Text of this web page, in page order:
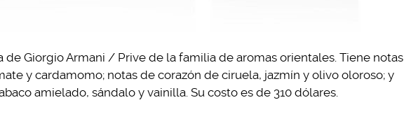
de Giorgio Armani / Prive de la familia de aromas orientales. Tiene notas
y cardamomo; notas de corazón de ciruela, jazmín y olivo oloroso; y
amielado, sándalo y vainilla. Su costo es de 310 dólares.